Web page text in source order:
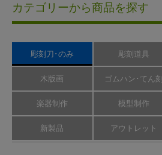
カテゴリーから商品を探す
彫刻刀･のみ 彫刻道具
木版画 ゴムハン･てん刻
楽器制作 模型制作
新製品 アウトレット